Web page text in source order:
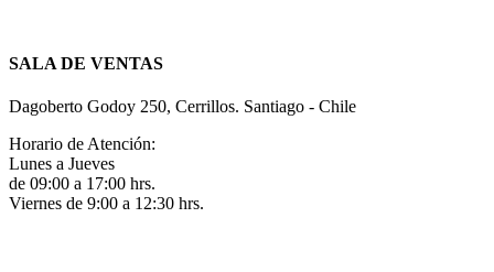
SALA DE VENTAS
Dagoberto Godoy 250, Cerrillos. Santiago - Chile
Horario de Atención:
Lunes a Jueves
de 09:00 a 17:00 hrs.
Viernes de 9:00 a 12:30 hrs.